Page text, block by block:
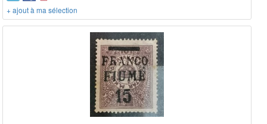
+ ajout à ma sélection